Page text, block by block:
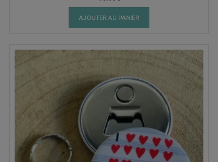
AJOUTER AU PANIER